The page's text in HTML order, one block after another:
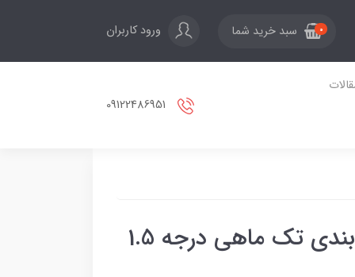
0 سبد خرید شما ورود کاربران
نخ تابیده پلاستیکی بسته بندی تک ماهی درجه 1.5